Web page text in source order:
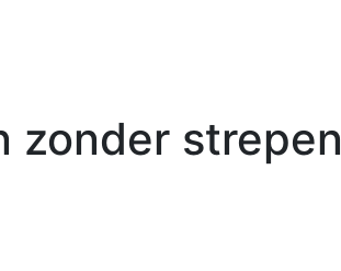
zonder strepen